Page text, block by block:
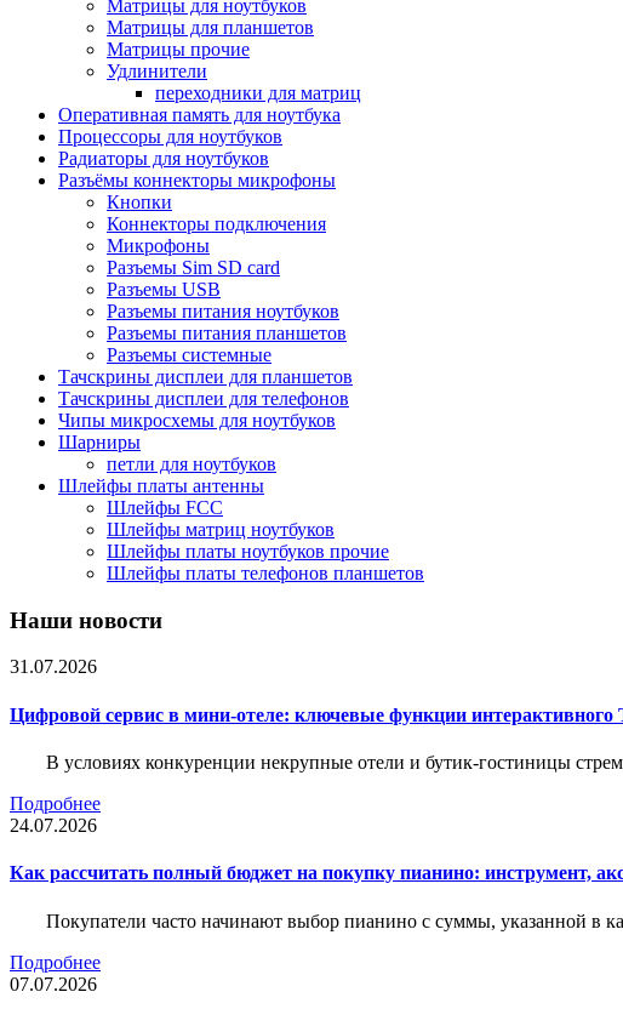
Матрицы для ноутбуков
Матрицы для планшетов
Матрицы прочие
Удлинители
переходники для матриц
Оперативная память для ноутбука
Процессоры для ноутбуков
Радиаторы для ноутбуков
Разъёмы коннекторы микрофоны
Кнопки
Коннекторы подключения
Микрофоны
Разъемы Sim SD card
Разъемы USB
Разъемы питания ноутбуков
Разъемы питания планшетов
Разъемы системные
Тачскрины дисплеи для планшетов
Тачскрины дисплеи для телефонов
Чипы микросхемы для ноутбуков
Шарниры
петли для ноутбуков
Шлейфы платы антенны
Шлейфы FCC
Шлейфы матриц ноутбуков
Шлейфы платы ноутбуков прочие
Шлейфы платы телефонов планшетов
Наши новости
31.07.2026
Цифровой сервис в мини-отеле: ключевые функции интерактивного
В условиях конкуренции некрупные отели и бутик-гостиницы
Подробнее
24.07.2026
Как рассчитать полный бюджет на покупку пианино: инструмент,
Покупатели часто начинают выбор пианино с суммы, указанной в
Подробнее
07.07.2026